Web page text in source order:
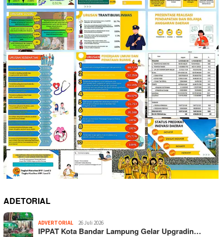
ADETORIAL
ADVERTORIAL 26 Juli 2026
IPPAT Kota Bandar Lampung Gelar Upgradin…